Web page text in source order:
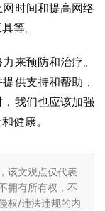
时间和提高网络
等。
来预防和治疗。
供支持和帮助，
我们也应该加强
健康。
该文观点仅代表
拥有所有权，不
权/违法违规的内